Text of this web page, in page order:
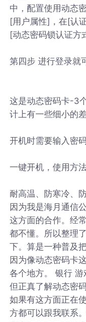
中，配置使用动态
[用户属性]，在[认
[动态密码锁认证方
第四步 进行登录就
这是动态密码卡-3
计上有一些细小的
开机时需要输入密
一键开机，使用方
耐高温、防寒冷、
因为我是海月通信
这方面的合作。经
都不懂。所以整理
下。算是一种普及把
因为像动态密码卡
各个地方。 银行 游
但正真了解动态密
如果有这方面正在
方都可以跟我联系